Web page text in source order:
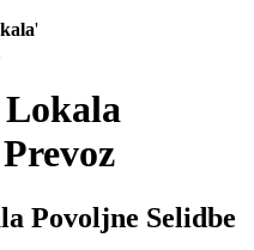
'
Lokala
Povoljne Selidbe